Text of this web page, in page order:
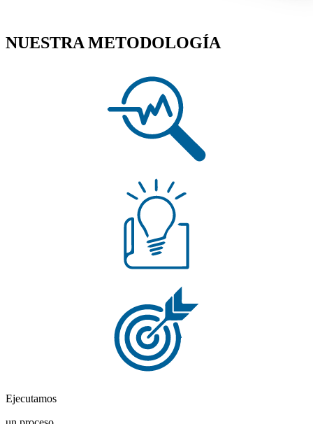
NUESTRA METODOLOGÍA
Ejecutamos